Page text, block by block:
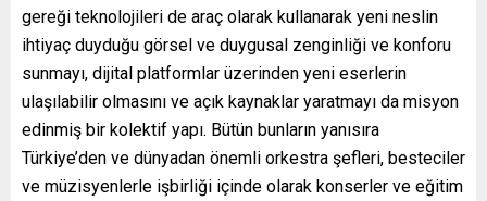
gereği teknolojileri de araç olarak kullanarak yeni neslin
ihtiyaç duyduğu görsel ve duygusal zenginliği ve konforu
sunmayı, dijital platformlar üzerinden yeni eserlerin
ulaşılabilir olmasını ve açık kaynaklar yaratmayı da misyon
edinmiş bir kolektif yapı. Bütün bunların yanısıra
Türkiye’den ve dünyadan önemli orkestra şefleri, besteciler
ve müzisyenlerle işbirliği içinde olarak konserler ve eğitim